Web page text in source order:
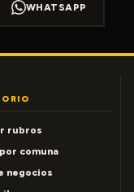
WHATSAPP
rubros
comuna
negocios